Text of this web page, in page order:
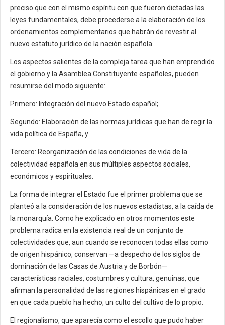
preciso que con el mismo espíritu con que fueron dictadas las
leyes fundamentales, debe procederse a la elaboración de los
ordenamientos complementarios que habrán de revestir al
nuevo estatuto jurídico de la nación española.
Los aspectos salientes de la compleja tarea que han emprendido
el gobierno y la Asamblea Constituyente españoles, pueden
resumirse del modo siguiente:
Primero: Integración del nuevo Estado español;
Segundo: Elaboración de las normas jurídicas que han de regir la
vida política de España, y
Tercero: Reorganización de las condiciones de vida de la
colectividad española en sus múltiples aspectos sociales,
económicos y espirituales.
La forma de integrar el Estado fue el primer problema que se
planteó a la consideración de los nuevos estadistas, a la caída de
la monarquía. Como he explicado en otros momentos este
problema radica en la existencia real de un conjunto de
colectividades que, aun cuando se reconocen todas ellas como
de origen hispánico, conservan —a despecho de los siglos de
dominación de las Casas de Austria y de Borbón—
características raciales, costumbres y cultura, genuinas, que
afirman la personalidad de las regiones hispánicas en el grado
en que cada pueblo ha hecho, un culto del cultivo de lo propio.
El regionalismo, que aparecía como el escollo que pudo haber